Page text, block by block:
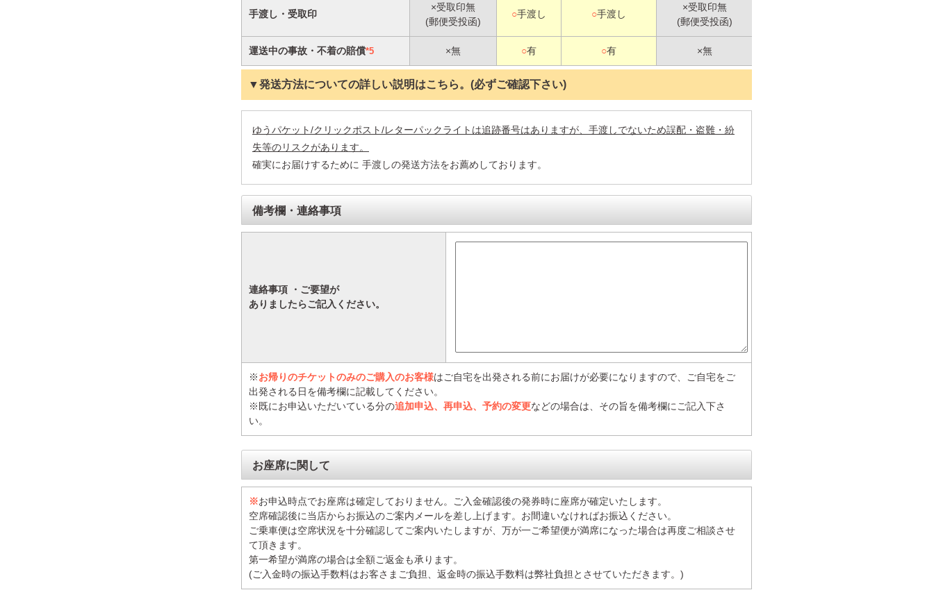
手渡し・受取印
×受取印無
(郵便受投函)
○手渡し ○手渡し
×受取印無
(郵便受投函)
運送中の事故・不着の賠償*5 ×無 ○有 ○有 ×無
▼発送方法についての詳しい説明はこちら。(必ずご確認下さい)
ゆうパケット/クリックポスト/レターパックライトは追跡番号はありますが、手渡しでないため誤配・盗難・紛
失等のリスクがあります。
確実にお届けするために 手渡しの発送方法をお薦めしております。
備考欄・連絡事項
連絡事項 ・ご要望が
ありましたらご記入ください。
※お帰りのチケットのみのご購入のお客様はご自宅を出発される前にお届けが必要になりますので、ご自宅をご
出発される日を備考欄に記載してください。
※既にお申込いただいている分の追加申込、再申込、予約の変更などの場合は、その旨を備考欄にご記入下さ
い。
お座席に関して
※お申込時点でお座席は確定しておりません。ご入金確認後の発券時に座席が確定いたします。
空席確認後に当店からお振込のご案内メールを差し上げます。お間違いなければお振込ください。
ご乗車便は空席状況を十分確認してご案内いたしますが、万が一ご希望便が満席になった場合は再度ご相談させ
て頂きます。
第一希望が満席の場合は全額ご返金も承ります。
(ご入金時の振込手数料はお客さまご負担、返金時の振込手数料は弊社負担とさせていただきます。)